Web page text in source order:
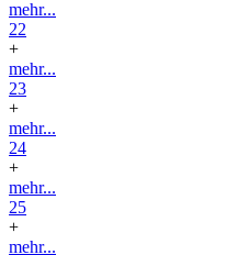
mehr...
22
+
mehr...
23
+
mehr...
24
+
mehr...
25
+
mehr...